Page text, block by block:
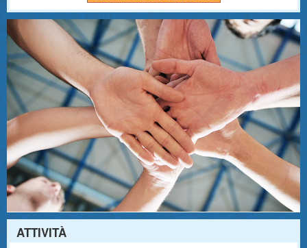
ATTIVITÀ